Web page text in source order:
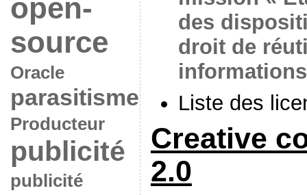
open-
source
Oracle
parasitisme
Producteur
publicité
publicité
des
droit de
Liste des
Creative
2.0